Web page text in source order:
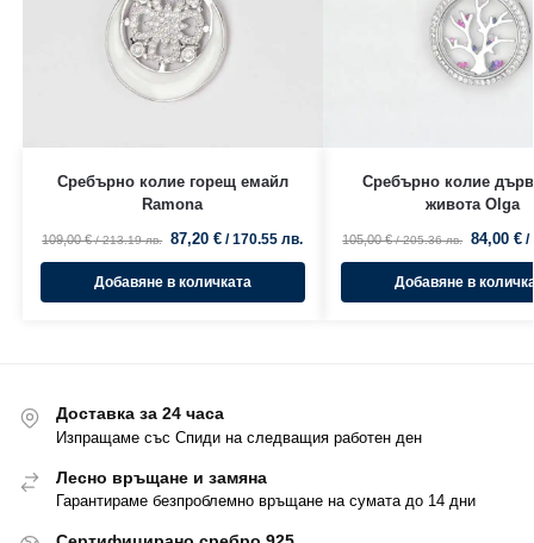
Сребърно колие горещ емайл
Ramona
109,00€ / 213.19 лв. 87,20€ / 170.55 лв.
Добавяне в количката
Сребърно колие
живота Olga
105,00€ / 205.36 лв. 84,00€ /
Добавяне в
Доставка за 24 часа
Изпращаме със Спиди на следващия работен ден
Лесно връщане и замяна
Гарантираме безпроблемно връщане на сумата до 14 дни